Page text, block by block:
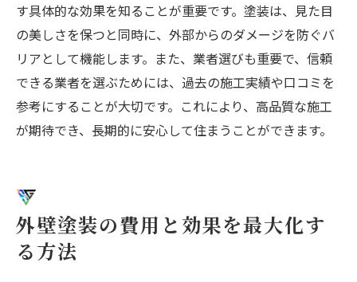
す具体的な効果を知ることが重要です。塗装は、見た目
の美しさを保つと同時に、外部からのダメージを防ぐバ
リアとして機能します。また、業者選びも重要で、信頼
できる業者を選ぶためには、過去の施工実績や口コミを
参考にすることが大切です。これにより、高品質な施工
が期待でき、長期的に安心して住まうことができます。
外壁塗装の費用と効果を最大化す
る方法